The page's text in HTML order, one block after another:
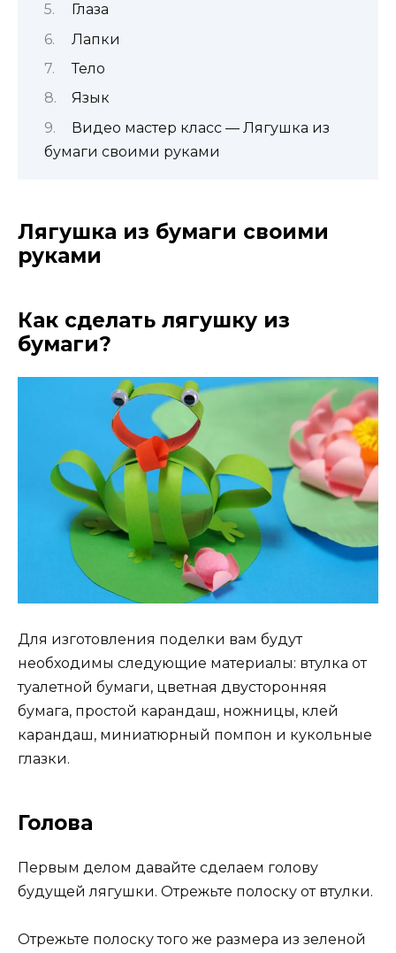
Глаза
Лапки
Тело
Язык
Видео мастер класс — Лягушка из
бумаги своими руками
Лягушка из бумаги своими
руками
Как сделать лягушку из
бумаги?
Для изготовления поделки вам будут
необходимы следующие материалы: втулка от
туалетной бумаги, цветная двусторонняя
бумага, простой карандаш, ножницы, клей
карандаш, миниатюрный помпон и кукольные
глазки.
Голова
Первым делом давайте сделаем голову
будущей лягушки. Отрежьте полоску от втулки.
Отрежьте полоску того же размера из зеленой